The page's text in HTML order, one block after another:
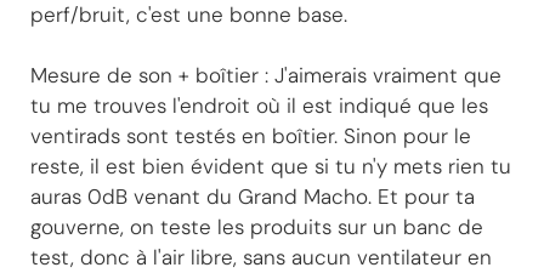
perf/bruit, c'est une bonne base.
Mesure de son + boîtier : J'aimerais vraiment que
tu me trouves l'endroit où il est indiqué que les
ventirads sont testés en boîtier. Sinon pour le
reste, il est bien évident que si tu n'y mets rien tu
auras 0dB venant du Grand Macho. Et pour ta
gouverne, on teste les produits sur un banc de
test, donc à l'air libre, sans aucun ventilateur en